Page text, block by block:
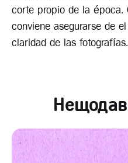
corte propio de la época.
conviene asegurarse de
claridad de las fotografías.